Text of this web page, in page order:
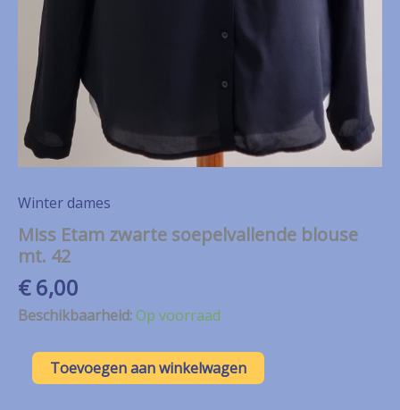
Winter dames
Miss Etam zwarte soepelvallende blouse
mt. 42
€6,00
Beschikbaarheid:Op voorraad
Miss
Etam
Toevoegen aan winkelwagen